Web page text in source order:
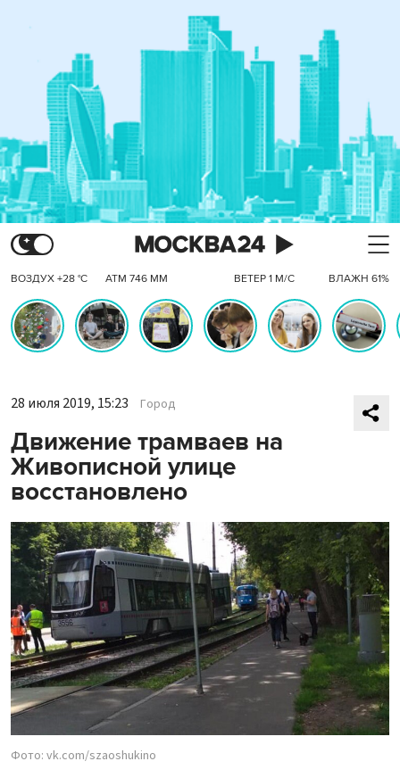
ВОЗДУХ +28 °C АТМ 746 ММ ВЕТЕР 1 М/С ВЛАЖН 61%
28 июля 2019, 15:23 Город
Движение трамваев на
Живописной улице
восстановлено
Фото: vk.com/szaoshukino